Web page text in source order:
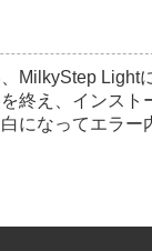
MilkyStep Light
終え、インスト
になってエラー